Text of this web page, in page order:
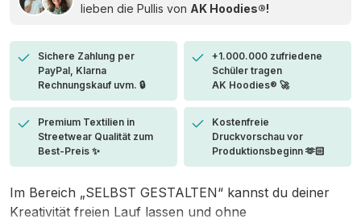
lieben die Pullis von AK Hoodies®!
Sichere Zahlung per
PayPal, Klarna
Rechnungskauf uvm. 🔒
+1.000.000 zufriedene
Schüler tragen
AK Hoodies® 🚀
Premium Textilien in
Streetwear Qualität zum
Best-Preis ✨
Kostenfreie
Druckvorschau vor
Produktionsbeginn 🫶🏻
Im Bereich „SELBST GESTALTEN“ kannst du deiner
Kreativität freien Lauf lassen und ohne